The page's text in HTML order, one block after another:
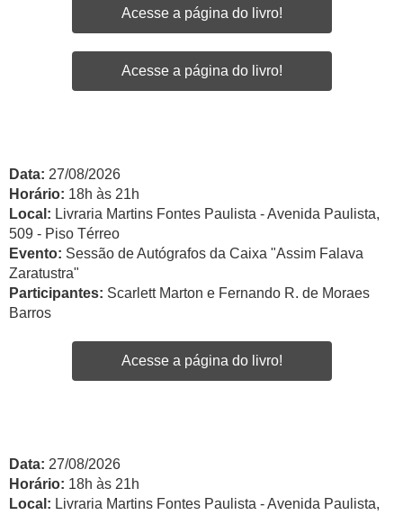
Acesse a página do livro!
Acesse a página do livro!
Data: 27/08/2026
Horário: 18h às 21h
Local: Livraria Martins Fontes Paulista - Avenida Paulista,
509 - Piso Térreo
Evento: Sessão de Autógrafos da Caixa "Assim Falava
Zaratustra"
Participantes: Scarlett Marton e Fernando R. de Moraes
Barros
Acesse a página do livro!
Data: 27/08/2026
Horário: 18h às 21h
Local: Livraria Martins Fontes Paulista - Avenida Paulista,